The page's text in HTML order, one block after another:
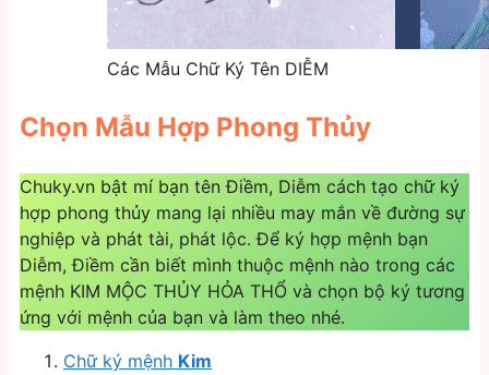
Các Mẫu Chữ Ký Tên DIỄM
Chọn Mẫu Hợp Phong Thủy
Chuky.vn bật mí bạn tên Điềm, Diễm cách tạo chữ ký
hợp phong thủy mang lại nhiều may mắn về đường sự
nghiệp và phát tài, phát lộc. Để ký hợp mệnh bạn
Diễm, Điềm cần biết mình thuộc mệnh nào trong các
mệnh KIM MỘC THỦY HỎA THỔ và chọn bộ ký tương
ứng với mệnh của bạn và làm theo nhé.
Chữ ký mệnh Kim